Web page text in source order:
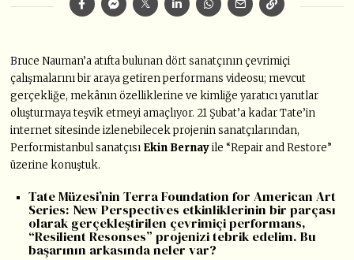
Bruce Nauman’a atıfta bulunan dört sanatçının çevrimiçi
çalışmalarını bir araya getiren performans videosu; mevcut
gerçekliğe, mekânın özelliklerine ve kimliğe yaratıcı yanıtlar
oluşturmaya teşvik etmeyi amaçlıyor. 21 Şubat’a kadar Tate’in
internet sitesinde izlenebilecek projenin sanatçılarından,
Performistanbul sanatçısı Ekin Bernayile “Repair and Restore”
üzerine konuştuk.
Tate Müzesi’nin Terra Foundation for American Art
Series: New Perspectives etkinliklerinin bir parçası
olarak gerçekleştirilen çevrimiçi performans,
“Resilient Resonses” projenizi tebrik edelim. Bu
başarının arkasında neler var?